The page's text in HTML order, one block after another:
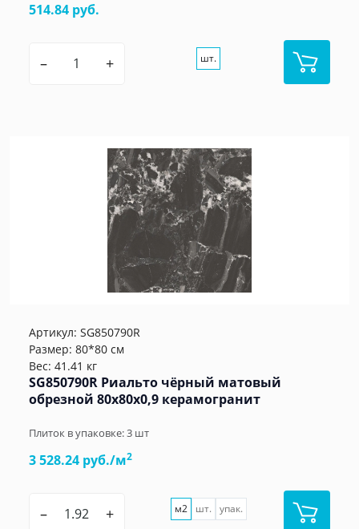
514.84 руб.
– + шт.
Артикул: SG850790R
Размер: 80*80 см
Вес: 41.41 кг
SG850790R Риальто чёрный матовый
обрезной 80x80x0,9 керамогранит
Плиток в упаковке:3 шт
3 528.24 руб./м2
– + м2 шт. упак.